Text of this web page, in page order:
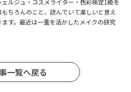
ルジュ・コスメライター・色彩検定1級を
ちろんのこと、読んでいて楽しいと思え
す。最近は一重を活かしたメイクの研究
一覧へ戻る